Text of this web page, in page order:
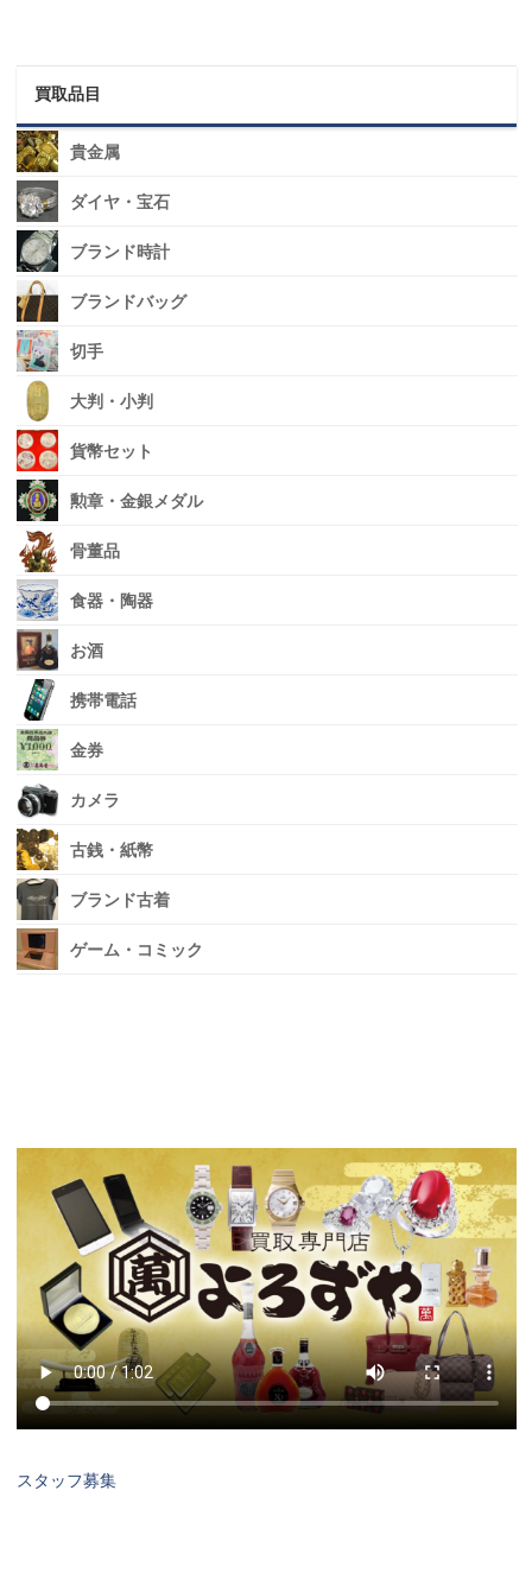
買取品目
貴金属
ダイヤ・宝石
ブランド時計
ブランドバッグ
切手
大判・小判
貨幣セット
勲章・金銀メダル
骨董品
食器・陶器
お酒
携帯電話
金券
カメラ
古銭・紙幣
ブランド古着
ゲーム・コミック
スタッフ募集